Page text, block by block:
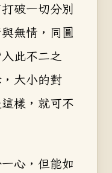
破一切分別
無情，同圓
此不二之
大小的對
樣，就可不
心，但能如